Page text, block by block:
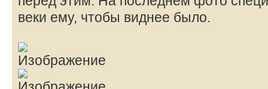
веки ему, чтобы виднее было.